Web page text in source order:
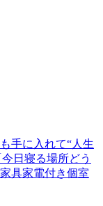
手に入れて“人生
日寝る場所どう
具家電付き個室